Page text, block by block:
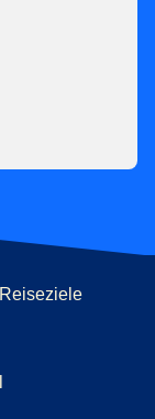
Reiseziele